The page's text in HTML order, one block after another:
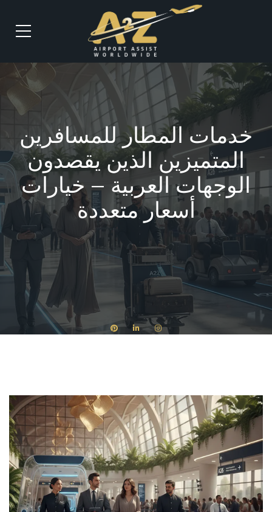
خدمات المطار للمسافرين
المتميزين الذين يقصدون
الوجهات العربية – خيارات
أسعار متعددة